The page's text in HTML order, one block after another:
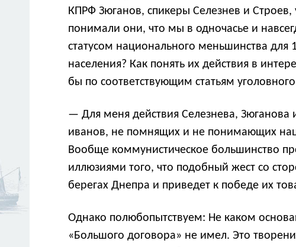
КПРФ Зюганов, спикеры Селезнев и
понимали они, что мы в одночасье и
статусом национального меньшинства для
населения? Как понять их действия в
бы по соответствующим статьям уголовного
— Для меня действия Селезнева, Зюганова
иванов, не помнящих и не понимающих
Вообще коммунистическое большинство
иллюзиями того, что подобный жест со
берегах Днепра и приведет к победе их
Однако полюбопытствуем: Не каком
«Большого договора» не имел. Это